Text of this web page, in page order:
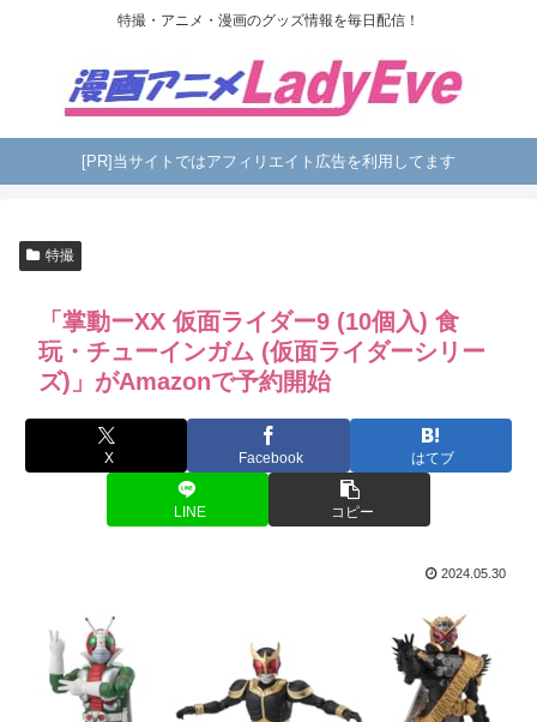
特撮・アニメ・漫画のグッズ情報を毎日配信！
[PR]当サイトではアフィリエイト広告を利用してます
特撮
「掌動ーXX 仮面ライダー9 (10個入) 食
玩・チューインガム (仮面ライダーシリー
ズ)」がAmazonで予約開始
X Facebook はてブ
LINE コピー
2024.05.30